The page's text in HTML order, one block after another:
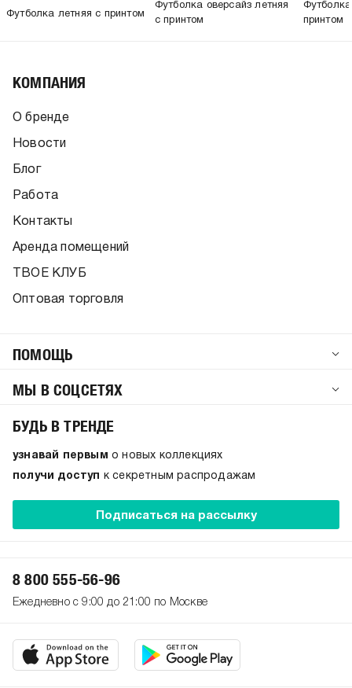
Футболка летняя с принтом
Футболка оверсайз летняя
с принтом
принтом
КОМПАНИЯ
О бренде
Новости
Блог
Работа
Контакты
Аренда помещений
ТВОЕ КЛУБ
Оптовая торговля
ПОМОЩЬ
МЫ В СОЦСЕТЯХ
БУДЬ В ТРЕНДЕ
узнавай первым о новых коллекциях
получи доступ
к секретным распродажам
Подписаться на рассылку
8 800 555-56-96
Ежедневно с 9:00 до 21:00 по Москве